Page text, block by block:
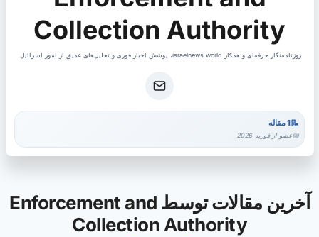
Collection Authority
روزنامه‌نگار حرفه‌ای و همکار israelnews.world، پوشش اخبار فوری و تحلیل‌های عمیق از امور اسرائیل.
1 مقاله
عضو از فوریه 2026
آخرین مقالات توسط Enforcement and
Collection Authority